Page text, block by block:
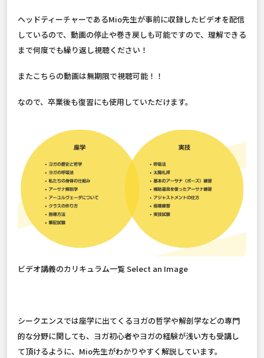
ヘッドティーチャーであるMio先生が事前に収録したビデオを配信
しているので、動画の停止や巻き戻しも可能ですので、理解できる
まで何度でも繰り返し視聴ください！
またこちらの動画は無期限で視聴可能！！
なので、卒業後も復習にも使用していただけます。
ビデオ講義のカリキュラム一覧 Select an Image
シークエンスでは座学に出てくるヨガの哲学や解剖学などの専門
的な分野に関しても、ヨガ初心者やヨガの経験が浅い方も受講し
て頂けるように、Mio先生がわかりやすく解説しています。